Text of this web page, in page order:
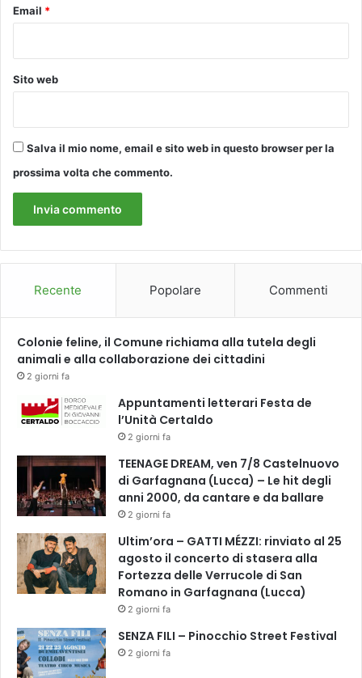
l
d
E
e
r
a
n
o
u
e
e
o
e
Email *
Sito web
Salva il mio nome, email e sito web in questo browser per la
prossima volta che commento.
Recente Popolare Commenti
Colonie feline, il Comune richiama alla tutela degli
animali e alla collaborazione dei cittadini
2 giorni fa
Appuntamenti letterari Festa de
l’Unità Certaldo
2 giorni fa
TEENAGE DREAM, ven 7/8 Castelnuovo
di Garfagnana (Lucca) – Le hit degli
anni 2000, da cantare e da ballare
2 giorni fa
Ultim’ora – GATTI MÉZZI: rinviato al 25
agosto il concerto di stasera alla
Fortezza delle Verrucole di San
Romano in Garfagnana (Lucca)
2 giorni fa
SENZA FILI – Pinocchio Street Festival
2 giorni fa